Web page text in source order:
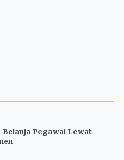
Pegawai Lewat